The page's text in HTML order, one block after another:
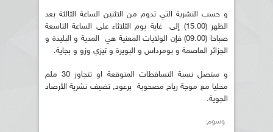
و حسب النشرية التي تدوم من الاثنين الساعة الثالثة بعد
الظهر (15.00) إلى غاية يوم الثلاثاء على الساعة التاسعة
صباحا (09.00) فإن الولايات المعنية هي المدية و البليدة و
الجزائر العاصمة و بومرداس و البويرة و تيزي وزو و بجاية.
و ستصل نسبة التساقطات المتوقعة او تتجاوز 30 ملم
محليا مع موجة رياح مصحوبة برعود, تضيف نشرية الأرصاد
الجوية.
وسوم: